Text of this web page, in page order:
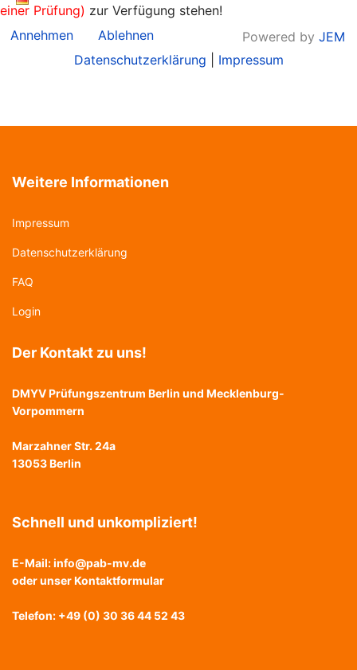
Powered by JEM
Weitere Informationen
Impressum
Datenschutzerklärung
FAQ
Login
Der Kontakt zu uns!
DMYV Prüfungszentrum Berlin und Mecklenburg-
Vorpommern
Marzahner Str. 24a
13053 Berlin
Schnell und unkompliziert!
E-Mail:info@pab-mv.de
oder unserKontaktformular
Telefon: +49 (0) 30 36 44 52 43
einer Prüfung) zur Verfügung stehen!
Annehmen
Ablehnen
Datenschutzerklärung
Impressum